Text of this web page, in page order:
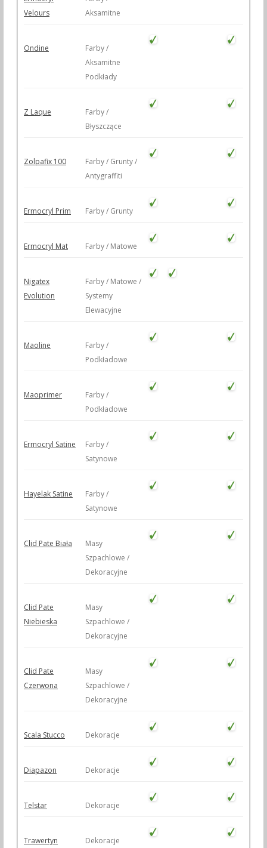
Velours
Aksamitne
Ondine
Farby /
Aksamitne
Podkłady
Z Laque
Farby /
Błyszczące
Zolpafix 100
Farby / Grunty /
Antygraffiti
Ermocryl Prim Farby / Grunty
Ermocryl Mat Farby / Matowe
Nigatex
Evolution
Farby / Matowe /
Systemy
Elewacyjne
Maoline
Farby /
Podkładowe
Maoprimer
Farby /
Podkładowe
Ermocryl Satine
Farby /
Satynowe
Hayelak Satine
Farby /
Satynowe
Clid Pate Biała
Masy
Szpachlowe /
Dekoracyjne
Clid Pate
Niebieska
Masy
Szpachlowe /
Dekoracyjne
Clid Pate
Czerwona
Masy
Szpachlowe /
Dekoracyjne
Scala Stucco Dekoracje
Diapazon Dekoracje
Telstar Dekoracje
Trawertyn Dekoracje